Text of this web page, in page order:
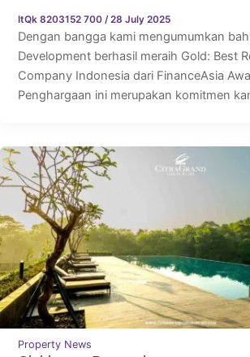
ItQk 8203152 700 /28 July 2025
Dengan bangga kami mengumumkan
Development berhasil meraih Gold: Best
Company Indonesia dari FinanceAsia
Penghargaan ini merupakan komitmen
Property News